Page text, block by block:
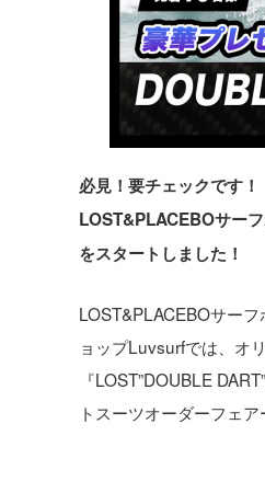
必見！要チェックです！
LOST&PLACEBOサー
をスタートしました！
LOST&PLACEBOサー
ョップLuvsurfでは、オ
『LOST”DOUBLE
トスーツオーダーフェア